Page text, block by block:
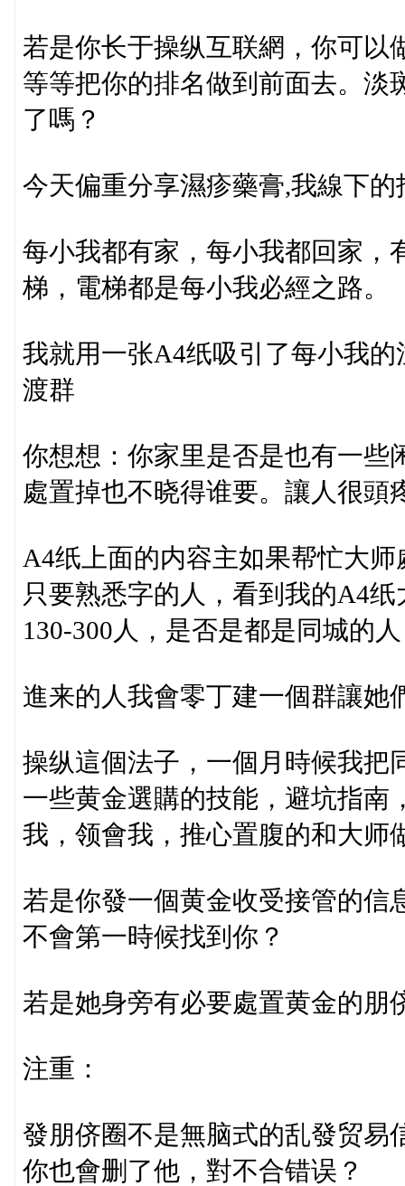
若是你长于操纵互联網，你可以
等等把你的排名做到前面去。淡
了嗎？
今天偏重分享濕疹藥膏,我線下的
每小我都有家，每小我都回家，
梯，電梯都是每小我必經之路。
我就用一张A4纸吸引了每小我
渡群
你想想：你家里是否是也有一些
處置掉也不晓得谁要。讓人很頭
A4纸上面的内容主如果帮忙大
只要熟悉字的人，看到我的A4
130-300人，是否是都是同城的
進来的人我會零丁建一個群讓她
操纵這個法子，一個月時候我把
一些黄金選購的技能，避坑指南
我，领會我，推心置腹的和大师
若是你發一個黄金收受接管的信
不會第一時候找到你？
若是她身旁有必要處置黄金的朋
注重：
發朋侪圈不是無脑式的乱發贸易
你也會删了他，對不合错误？